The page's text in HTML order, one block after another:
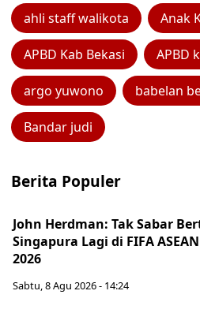
ahli staff walikota Anak
APBD Kab Bekasi APBD
argo yuwono babelan
Bandar judi
Berita Populer
John Herdman: Tak Sabar
Singapura Lagi di FIFA
2026
Sabtu, 8 Agu 2026 - 14:24